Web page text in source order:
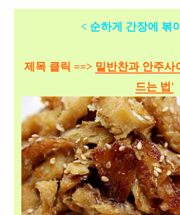
< 순하게 간장에 볶
제목 클릭 ==> 밑반찬과 안주사
드는 법'